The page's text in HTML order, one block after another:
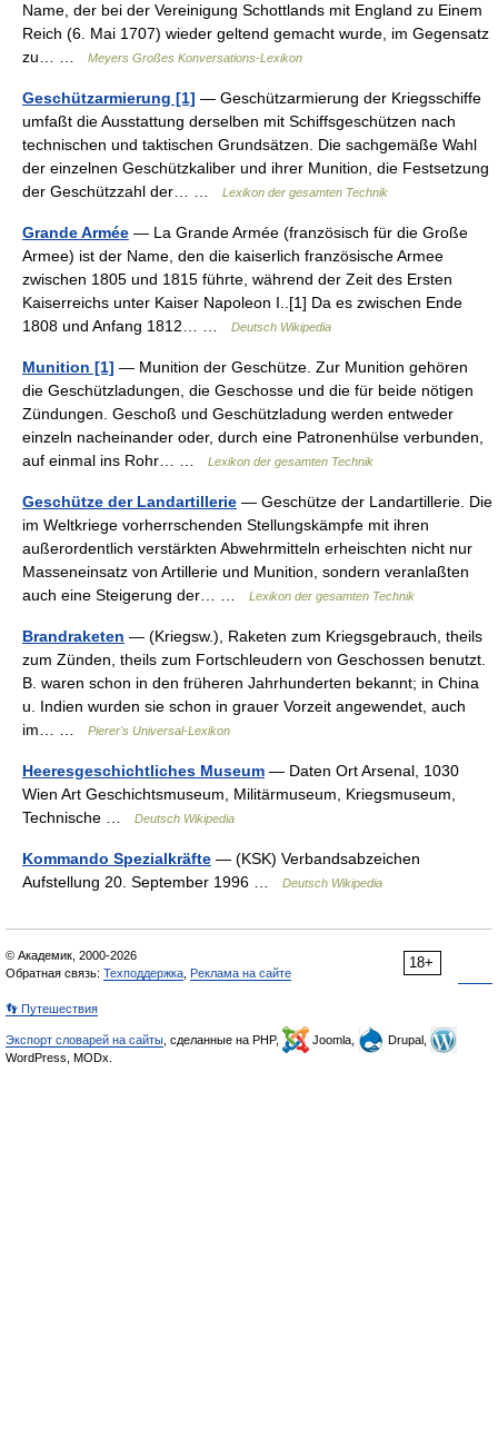
Name, der bei der Vereinigung Schottlands mit England zu Einem
Reich (6. Mai 1707) wieder geltend gemacht wurde, im Gegensatz
zu… …
Meyers Großes Konversations-Lexikon
Geschützarmierung [1] — Geschützarmierung der Kriegsschiffe
umfaßt die Ausstattung derselben mit Schiffsgeschützen nach
technischen und taktischen Grundsätzen. Die sachgemäße Wahl
der einzelnen Geschützkaliber und ihrer Munition, die Festsetzung
der Geschützzahl der… …
Lexikon der gesamten Technik
Grande Armée — La Grande Armée (französisch für die Große
Armee) ist der Name, den die kaiserlich französische Armee
zwischen 1805 und 1815 führte, während der Zeit des Ersten
Kaiserreichs unter Kaiser Napoleon I..[1] Da es zwischen Ende
1808 und Anfang 1812… …
Deutsch Wikipedia
Munition [1] — Munition der Geschütze. Zur Munition gehören
die Geschützladungen, die Geschosse und die für beide nötigen
Zündungen. Geschoß und Geschützladung werden entweder
einzeln nacheinander oder, durch eine Patronenhülse verbunden,
auf einmal ins Rohr… …
Lexikon der gesamten Technik
Geschütze der Landartillerie — Geschütze der Landartillerie. Die
im Weltkriege vorherrschenden Stellungskämpfe mit ihren
außerordentlich verstärkten Abwehrmitteln erheischten nicht nur
Masseneinsatz von Artillerie und Munition, sondern veranlaßten
auch eine Steigerung der… …
Lexikon der gesamten Technik
Brandraketen — (Kriegsw.), Raketen zum Kriegsgebrauch, theils
zum Zünden, theils zum Fortschleudern von Geschossen benutzt.
B. waren schon in den früheren Jahrhunderten bekannt; in China
u. Indien wurden sie schon in grauer Vorzeit angewendet, auch
im… …
Pierer's Universal-Lexikon
Heeresgeschichtliches Museum — Daten Ort Arsenal, 1030
Wien Art Geschichtsmuseum, Militärmuseum, Kriegsmuseum,
Technische …
Deutsch Wikipedia
Kommando Spezialkräfte — (KSK) Verbandsabzeichen
Aufstellung 20. September 1996 …
Deutsch Wikipedia
18+
© Академик, 2000-2026
Обратная связь: Техподдержка Реклама на сайте
👣 Путешествия
Экспорт словарей на сайты , сделанные на PHP, Joomla,
Drupal,
WordPress, MODx.